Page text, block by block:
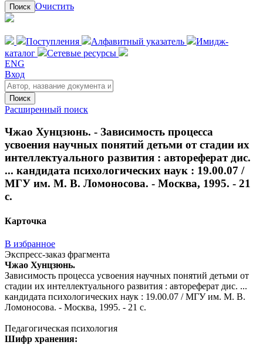
Поиск Очистить
Поступления Алфавитный указатель
Имидж-
каталог
Сетевые ресурсы
ENG
Вход
Поиск
Расширенный поиск
Чжао Хунцзюнь. - Зависимость процесса
усвоения научных понятий детьми от стадии их
интеллектуального развития : автореферат дис.
... кандидата психологических наук : 19.00.07 /
МГУ им. М. В. Ломоносова. - Москва, 1995. - 21
с.
Карточка
В избранное
Экспресс-заказ фрагмента
Чжао Хунцзюнь.
Зависимость процесса усвоения научных понятий детьми от
стадии их интеллектуального развития : автореферат дис. ...
кандидата психологических наук : 19.00.07 / МГУ им. М. В.
Ломоносова. - Москва, 1995. - 21 с.
Педагогическая психология
Шифр хранения: